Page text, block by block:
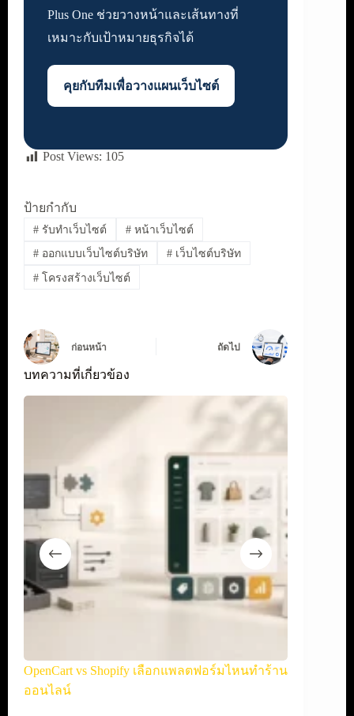
Plus One ช่วยวางหน้าและเส้นทางที่
เหมาะกับเป้าหมายธุรกิจได้
คุยกับทีมเพื่อวางแผนเว็บไซต์
Post Views: 105
ป้ายกำกับ
#รับทำเว็บไซต์ #หน้าเว็บไซต์
#ออกแบบเว็บไซต์บริษัท #เว็บไซต์บริษัท
#โครงสร้างเว็บไซต์
ก่อนหน้า ถัดไป
บทความที่เกี่ยวข้อง
OpenCart vs Shopify เลือกแพลตฟอร์มไหนทำร้าน
ออนไลน์